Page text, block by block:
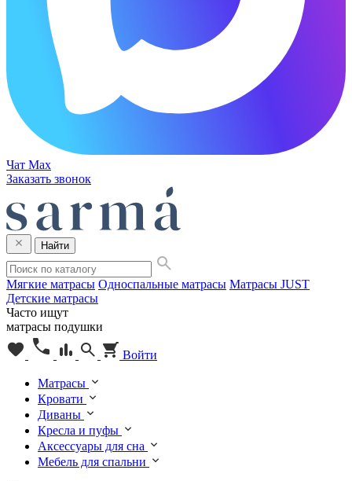
Чат Max
Заказать звонок
Найти
Мягкие матрасы Односпальные матрасы Матрасы JUST
Детские матрасы
Часто ищут
матрасы подушки
Войти
Матрасы
Кровати
Диваны
Кресла и пуфы
Аксессуары для сна
Мебель для спальни